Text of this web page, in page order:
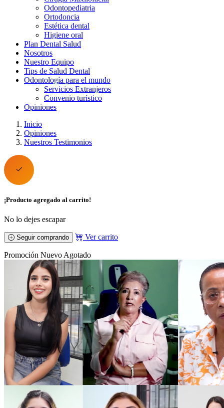
Odontopediatria
Ortodoncia
Estética dental
Higiene oral
Plan Dental Salud
Nosotros
Nuestro Equipo
Tips de Salud Dental
Odontología para el mundo
Servicios Extranjeros
Convenio turístico
Opiniones
Inicio
Opiniones
Nuestros Testimonios
¡Producto agregado al carrito!
No lo dejes escapar
Seguir comprando Ver carrito
Promoción Nuevo Agotado